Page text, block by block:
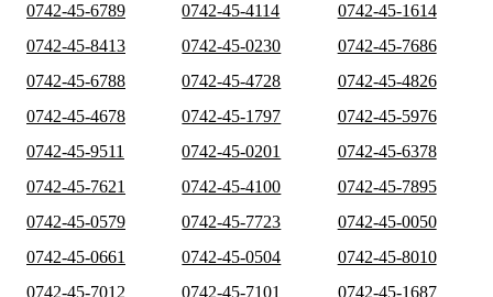
0742-45-6789
0742-45-4114
0742-45-1614
0742-45-8413
0742-45-0230
0742-45-7686
0742-45-6788
0742-45-4728
0742-45-4826
0742-45-4678
0742-45-1797
0742-45-5976
0742-45-9511
0742-45-0201
0742-45-6378
0742-45-7621
0742-45-4100
0742-45-7895
0742-45-0579
0742-45-7723
0742-45-0050
0742-45-0661
0742-45-0504
0742-45-8010
0742-45-7012
0742-45-7101
0742-45-1687